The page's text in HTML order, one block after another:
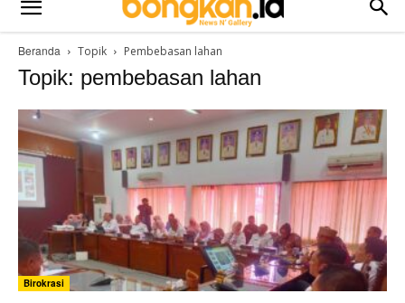
Beranda Topik Pembebasan lahan
Topik: pembebasan lahan
Birokrasi